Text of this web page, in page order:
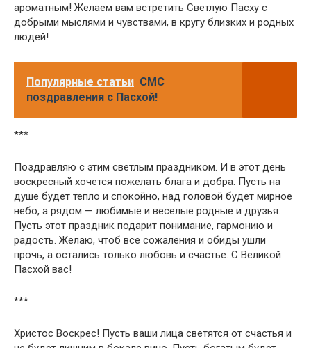
ароматным! Желаем вам встретить Светлую Пасху с
добрыми мыслями и чувствами, в кругу близких и родных
людей!
Популярные статьи СМС
поздравления с Пасхой!
***
Поздравляю с этим светлым праздником. И в этот день
воскресный хочется пожелать блага и добра. Пусть на
душе будет тепло и спокойно, над головой будет мирное
небо, а рядом — любимые и веселые родные и друзья.
Пусть этот праздник подарит понимание, гармонию и
радость. Желаю, чтоб все сожаления и обиды ушли
прочь, а остались только любовь и счастье. С Великой
Пасхой вас!
***
Христос Воскрес! Пусть ваши лица светятся от счастья и